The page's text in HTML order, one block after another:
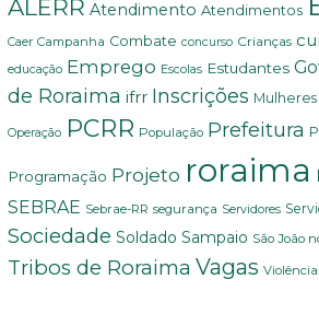
ALERR Atendimento Atendimentos
Caer Campanha Combate concurso Crianças
educação Emprego Escolas Estudantes
de Roraima ifrr Inscrições Mulheres
Operação PCRR População Prefeitura
Programação Projeto roraima
SEBRAE Sebrae-RR segurança Servidores
Sociedade Soldado Sampaio São João
Tribos de Roraima Vagas Violência